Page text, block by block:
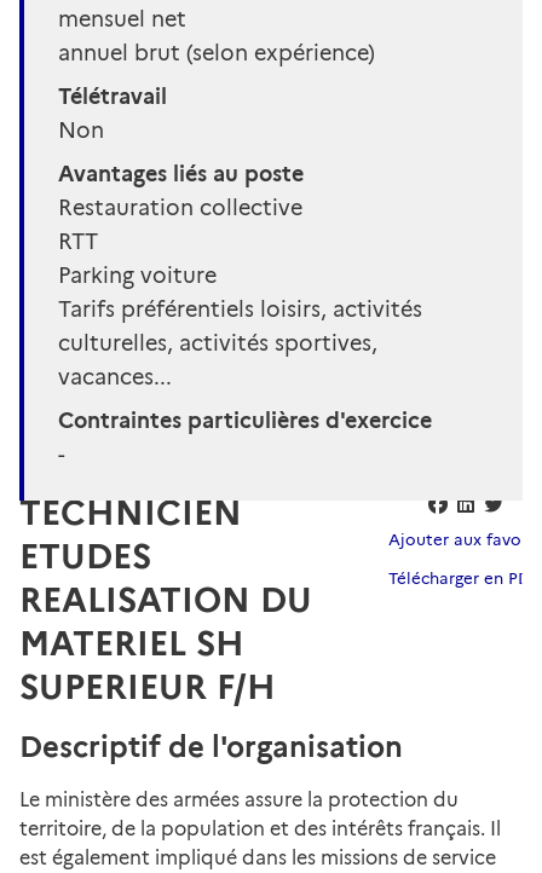
mensuel net
annuel brut (selon expérience)
Télétravail
Non
Avantages liés au poste
Restauration collective
RTT
Parking voiture
Tarifs préférentiels loisirs, activités
culturelles, activités sportives,
vacances...
Contraintes particulières d'exercice
-
TECHNICIEN
ETUDES
REALISATION DU
MATERIEL SH
SUPERIEUR F/H
Ajouter aux favoris
Télécharger en PDF
Descriptif de l'organisation
Le ministère des armées assure la protection du
territoire, de la population et des intérêts français. Il
est également impliqué dans les missions de service